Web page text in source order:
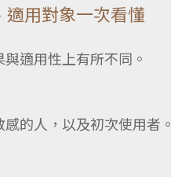
用對象一次看懂
適用性上有所不同。
的人，以及初次使用者。